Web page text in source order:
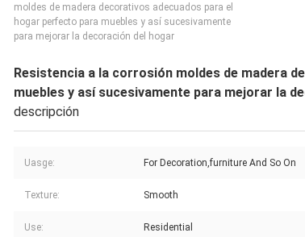
moldes de madera decorativos adecuados para el
hogar perfecto para muebles y así sucesivamente
para mejorar la decoración del hogar
Resistencia a la corrosión moldes de madera
muebles y así sucesivamente para mejorar la
descripción
Uasge: For Decoration,furniture And So On
Texture: Smooth
Use: Residential